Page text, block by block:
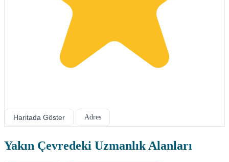
Haritada Göster Adres
Yakın Çevredeki Uzmanlık Alanları